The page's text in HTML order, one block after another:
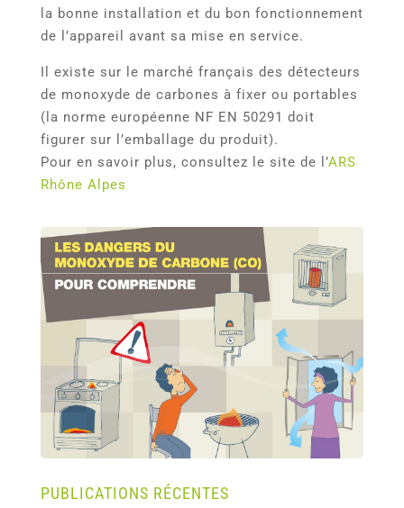
la bonne installation et du bon fonctionnement
de l’appareil avant sa mise en service.
Il existe sur le marché français des détecteurs
de monoxyde de carbones à fixer ou portables
(la norme européenne NF EN 50291 doit
figurer sur l’emballage du produit).
Pour en savoir plus, consultez le site de l’ARS
Rhône Alpes
PUBLICATIONS RÉCENTES